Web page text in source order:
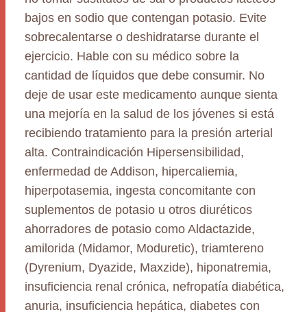
bajos en sodio que contengan potasio. Evite
sobrecalentarse o deshidratarse durante el
ejercicio. Hable con su médico sobre la
cantidad de líquidos que debe consumir. No
deje de usar este medicamento aunque sienta
una mejoría en la salud de los jóvenes si está
recibiendo tratamiento para la presión arterial
alta. Contraindicación Hipersensibilidad,
enfermedad de Addison, hipercaliemia,
hiperpotasemia, ingesta concomitante con
suplementos de potasio u otros diuréticos
ahorradores de potasio como Aldactazide,
amilorida (Midamor, Moduretic), triamtereno
(Dyrenium, Dyazide, Maxzide), hiponatremia,
insuficiencia renal crónica, nefropatía diabética,
anuria, insuficiencia hepática, diabetes con